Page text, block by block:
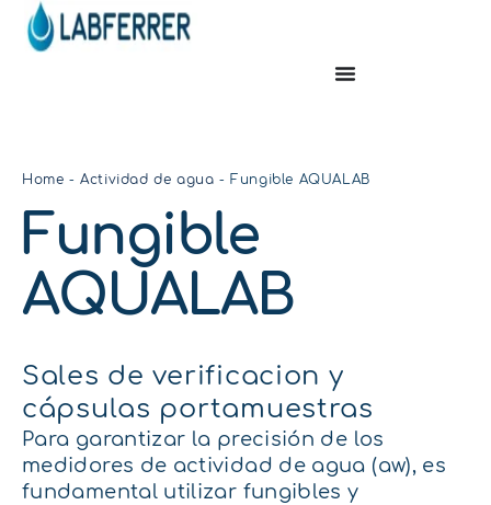
Home -Actividad de agua - Fungible AQUALAB
Fungible
AQUALAB
Sales de verificacion y
cápsulas portamuestras
Para garantizar la precisión de los
medidores de actividad de agua (aw), es
fundamental utilizar fungibles y